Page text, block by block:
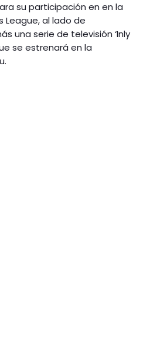
su participación en en la
League, al lado de
una serie de televisión ‘Inly
se estrenará en la